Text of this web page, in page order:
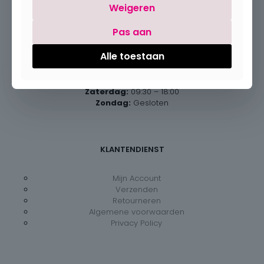
Maandag: Gesloten
Zaterdag: 09:30 – 18:00
Zondag: Gesloten
KLANTENDIENST
Mijn Account
Verzenden
Retourneren
Algemene voorwaarden
Privacy Policy
Weigeren
Pas aan
Alle toestaan